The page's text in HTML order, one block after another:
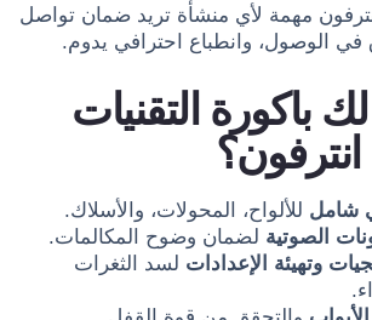
مهمة لأي منشأة تريد ضمان تواصل
الوصول، وانطباع احترافي يدوم.
باكورة التقنيات
شامل للألواح، المحولات، والأسلاك.
الصوتية لضمان وضوح المكالمات.
وتهيئة الإعدادات لسد الثغرات